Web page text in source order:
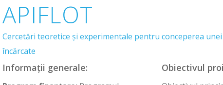
APIFLOT
Cercetări teoretice şi experimentale pentru conceperea
încărcate
Informații generale: Obiectivul